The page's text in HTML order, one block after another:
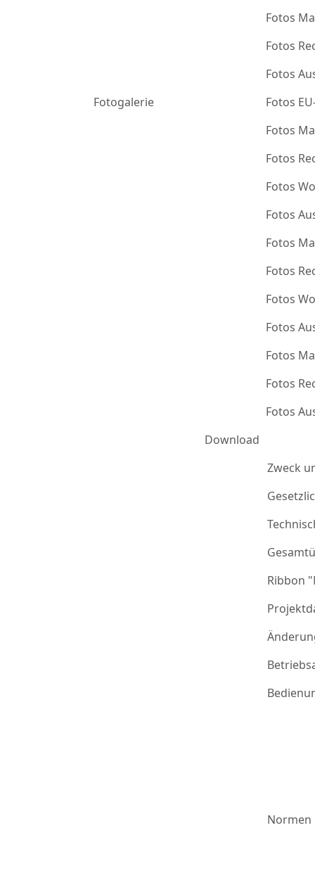
Fotogalerie
Fotos
Fotos
Fotos
Fotos
Fotos
Fotos
Fotos
Fotos
Fotos
Fotos
Fotos
Fotos
Fotos
Fotos
Fotos
Download
Zweck
Ribbon
Normen